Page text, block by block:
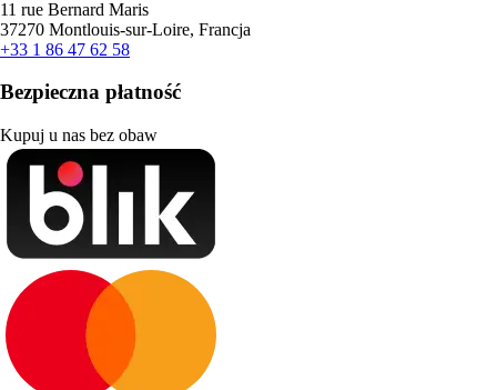
11 rue Bernard Maris
37270 Montlouis-sur-Loire, Francja
+33 1 86 47 62 58
Bezpieczna płatność
Kupuj u nas bez obaw